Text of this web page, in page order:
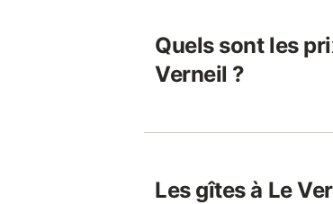
Quels sont les
Verneil ?
Les gîtes à Le